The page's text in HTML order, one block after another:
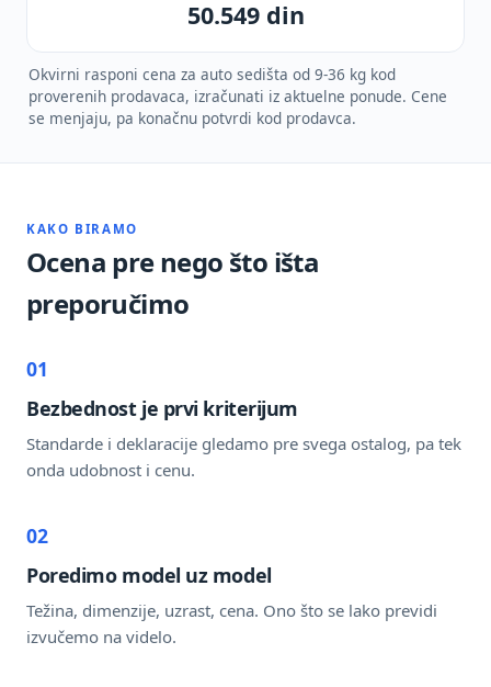
50.549 din
Okvirni rasponi cena za auto sedišta od 9-36 kg kod
proverenih prodavaca, izračunati iz aktuelne ponude. Cene
se menjaju, pa konačnu potvrdi kod prodavca.
KAKO BIRAMO
Ocena pre nego što išta
preporučimo
01
Bezbednost je prvi kriterijum
Standarde i deklaracije gledamo pre svega ostalog, pa tek
onda udobnost i cenu.
02
Poredimo model uz model
Težina, dimenzije, uzrast, cena. Ono što se lako previdi
izvučemo na videlo.